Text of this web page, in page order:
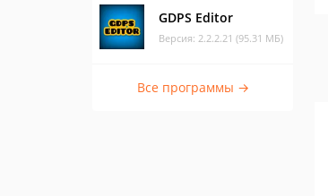
GDPS Editor
Версия: 2.2.2.21 (95.31 МБ)
Все программы →